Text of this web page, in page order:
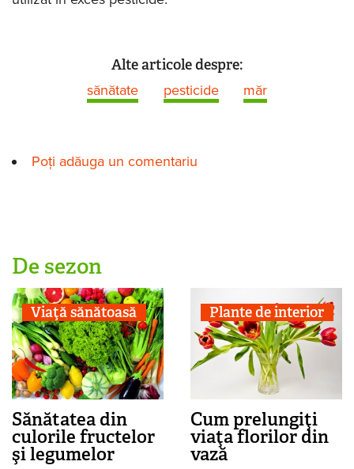
Alte articole despre:
sănătate pesticide măr
Poți adăuga un comentariu
De sezon
Viaţă sănătoasă
Sănătatea din
culorile fructelor
şi legumelor
Plante de interior
Cum prelungiţi
viaţa florilor din
vază